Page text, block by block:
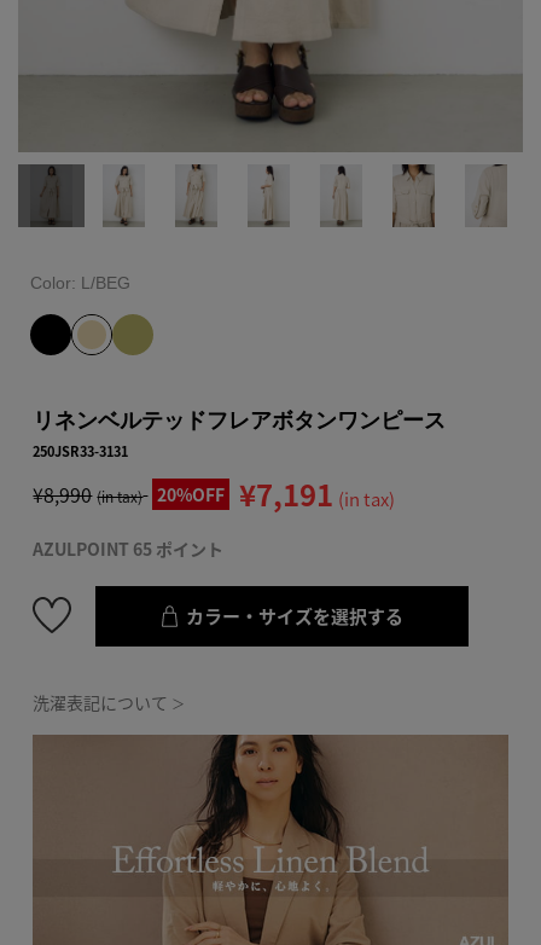
Color: L/BEG
リネンベルテッドフレアボタンワンピース
250JSR33-3131
¥8,990 (in tax) 20%OFF ¥7,191 (in tax)
AZULPOINT 65 ポイント
カラー・サイズを選択する
洗濯表記について ＞